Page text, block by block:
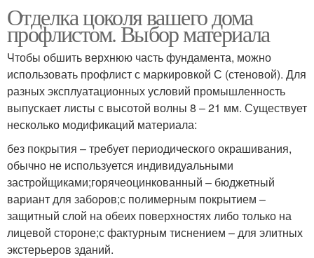
Отделка цоколя вашего дома
профлистом. Выбор материала
Чтобы обшить верхнюю часть фундамента, можно
использовать профлист с маркировкой С (стеновой). Для
разных эксплуатационных условий промышленность
выпускает листы с высотой волны 8 – 21 мм. Существует
несколько модификаций материала:
без покрытия – требует периодического окрашивания,
обычно не используется индивидуальными
застройщиками;горячеоцинкованный – бюджетный
вариант для заборов;с полимерным покрытием –
защитный слой на обеих поверхностях либо только на
лицевой стороне;с фактурным тиснением – для элитных
экстерьеров зданий.